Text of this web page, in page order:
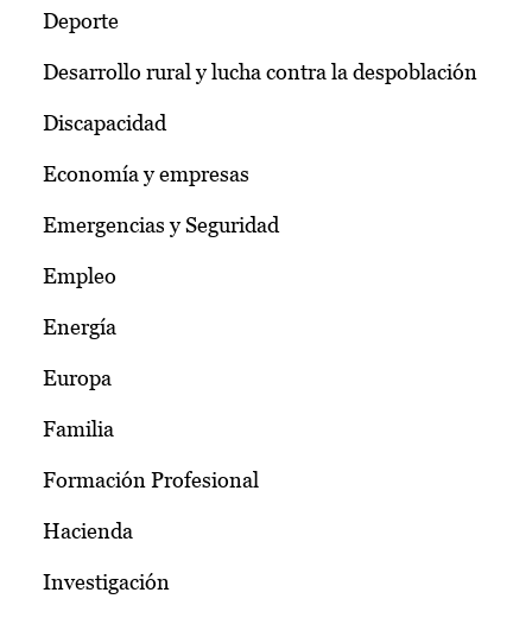
Deporte
Desarrollo rural y lucha contra la despoblación
Discapacidad
Economía y empresas
Emergencias y Seguridad
Empleo
Energía
Europa
Familia
Formación Profesional
Hacienda
Investigación